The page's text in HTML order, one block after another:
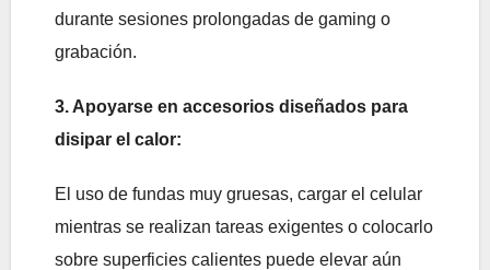
durante sesiones prolongadas de gaming o
grabación.
3. Apoyarse en accesorios diseñados para
disipar el calor:
El uso de fundas muy gruesas, cargar el celular
mientras se realizan tareas exigentes o colocarlo
sobre superficies calientes puede elevar aún